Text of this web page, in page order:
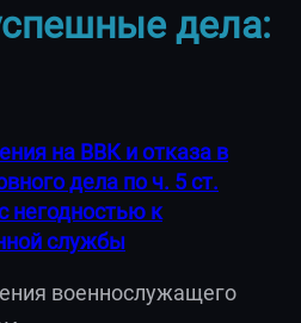
дела:
на ВВК и отказа в
дела по ч. 5 ст.
негодностью к
службы
военнослужащего